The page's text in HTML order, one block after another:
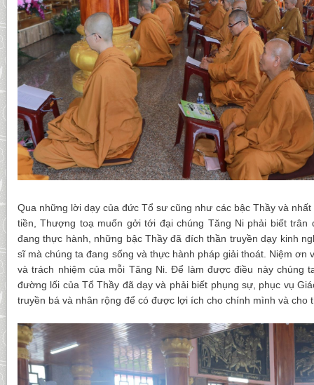
Qua những lời dạy của đức Tổ sư cũng như các bậc Thầy và
tiền, Thượng toạ muốn gởi tới đại chúng Tăng Ni phải biết trân
đang thực hành, những bậc Thầy đã đích thần truyền dạy kinh
sĩ mà chúng ta đang sống và thực hành pháp giải thoát. Niệm ơn
và trách nhiệm của mỗi Tăng Ni. Để làm được điều này chúng
đường lối của Tổ Thầy đã dạy và phải biết phụng sự, phục vụ
truyền bá và nhân rộng để có được lợi ích cho chính mình và cho